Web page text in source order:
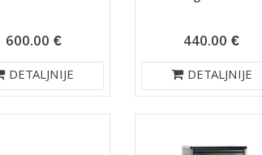
600.00 €
DETALJNIJE
440.00 €
DETALJNIJE